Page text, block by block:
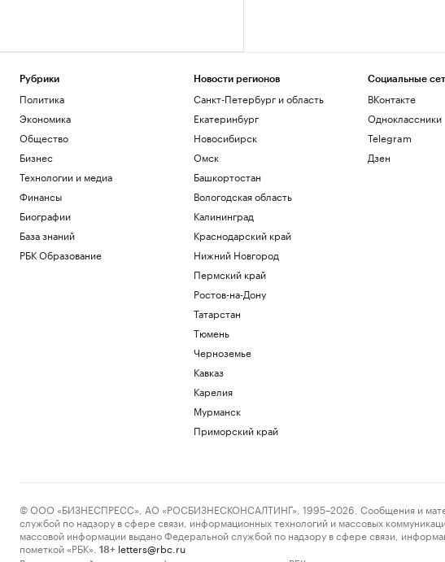
Рубрики
Политика
Экономика
Общество
Бизнес
Технологии и медиа
Финансы
Биографии
База знаний
РБК Образование
Новости регионов
Санкт-Петербург и область
Екатеринбург
Новосибирск
Омск
Башкортостан
Вологодская область
Калининград
Краснодарский край
Нижний Новгород
Пермский край
Ростов-на-Дону
Татарстан
Тюмень
Черноземье
Кавказ
Карелия
Мурманск
Приморский край
Социальные
ВКонтакте
Одноклассники
Telegram
Дзен
© ООО «БИЗНЕСПРЕСС», АО «РОСБИЗНЕСКОНСАЛТИНГ», 1995–2026. Сообщения и
службой по надзору в сфере связи, информационных технологий и массовых
массовой информации выдано Федеральной службой по надзору в сфере связи,
пометкой «РБК».
18+ letters@rbc.ru